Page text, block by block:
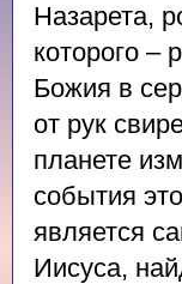
Назарета,
которого –
Божия в
от рук
планете
события
является
Иисуса,